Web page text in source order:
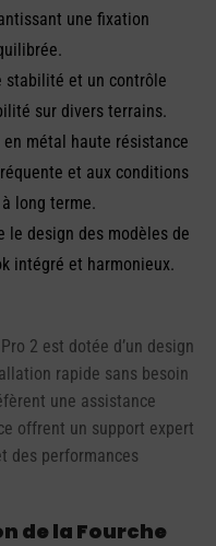
une fixation
stabilité et un contrôle
sur divers terrains.
en métal haute résistance
et aux conditions
long terme.
le design des modèles de
intégré et harmonieux.
2 est dotée d’un design
rapide sans besoin
une assistance
offrent un support expert
des performances
de la Fourche